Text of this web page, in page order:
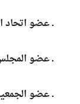
ـ عضو اتحاد
ـ عضو
ـ عضو